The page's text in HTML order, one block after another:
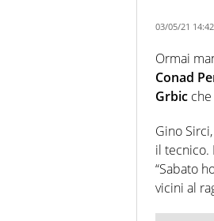
03/05/21 14:42
Ormai
Conad
Grbic
Gino
il tecnico.
“Sabato
vicini al